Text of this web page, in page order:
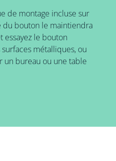
de montage incluse sur
du bouton le maintiendra
essayez le bouton
métalliques, ou
un bureau ou une table